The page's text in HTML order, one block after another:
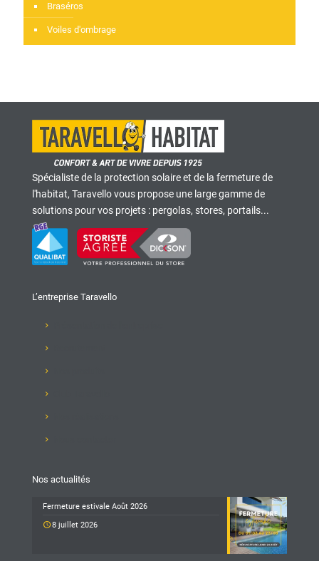
Braséros
Voiles d'ombrage
Spécialiste de la protection solaire et de la fermeture de
l'habitat, Taravello vous propose une large gamme de
solutions pour vos projets : pergolas, stores, portails...
L’entreprise Taravello
Nos actualités
Fermeture estivale Août 2026
8 juillet 2026